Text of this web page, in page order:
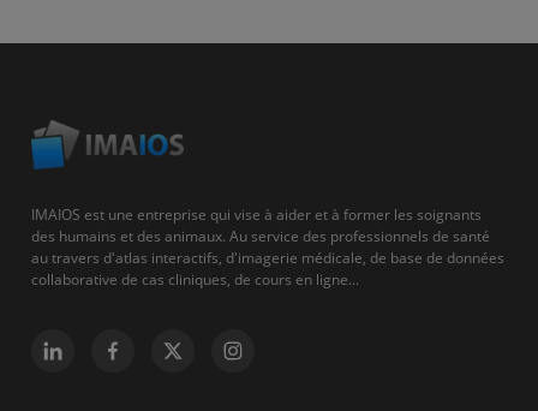
IMAIOS est une entreprise qui vise à aider et à former les soignants
des humains et des animaux. Au service des professionnels de santé
au travers d'atlas interactifs, d'imagerie médicale, de base de données
collaborative de cas cliniques, de cours en ligne...